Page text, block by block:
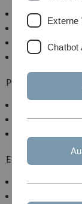
structure of
processing
mechanical
glasses:
Polymers
mechanical
Electrical
metals and
Externe
Chatbot